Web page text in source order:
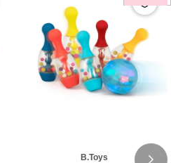
B.Toys